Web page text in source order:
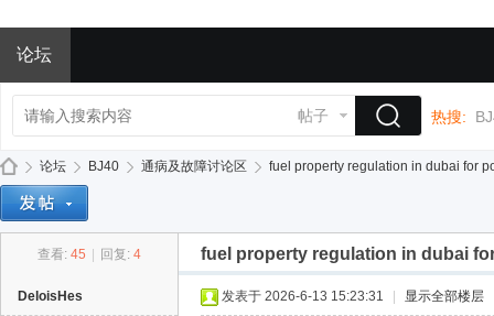
论坛
帖子 热搜:
论坛 BJ40
›
通病及故障讨论区
›
fuel property regulation in dubai for
查看: 45 回复: 4 fuel property regulation in dubai
DeloisHes 发表于 2026-6-13 15:23:31 显示全部楼层